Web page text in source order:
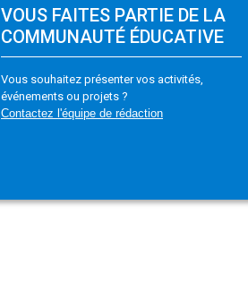
VOUS FAITES PARTIE DE LA
COMMUNAUTÉ ÉDUCATIVE
Vous souhaitez présenter vos activités,
événements ou projets ?
Contactez l'équipe de rédaction